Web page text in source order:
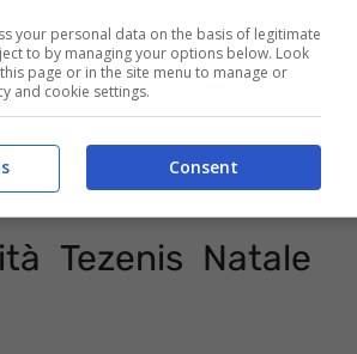
Tezenis Natale
your personal data on the basis of legitimate
to by managing your options below. Look
page or in the site menu to manage or
and cookie settings.
Consent